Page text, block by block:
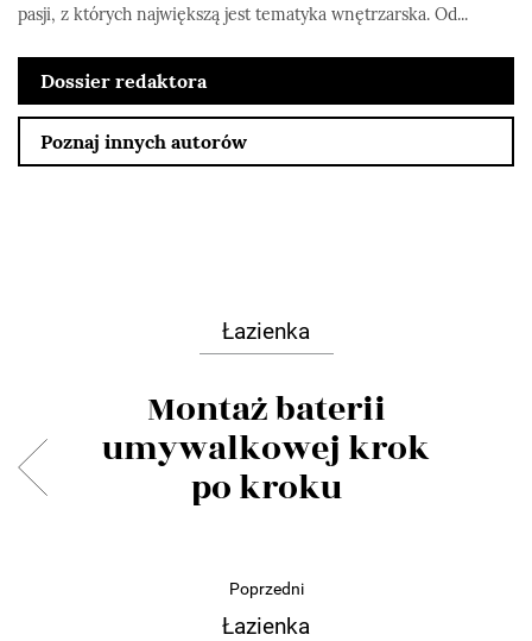
pasji, z których największą jest tematyka wnętrzarska. Od...
Dossier redaktora
Poznaj innych autorów
Łazienka
Montaż baterii
umywalkowej krok
po kroku
Poprzedni
Łazienka